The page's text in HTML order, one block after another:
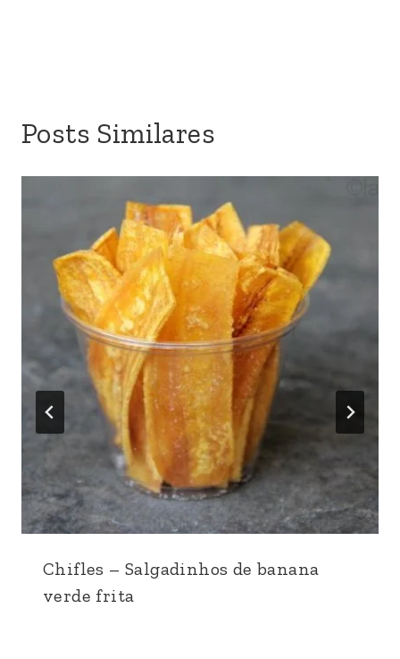
Posts Similares
Chifles – Salgadinhos de banana
verde frita